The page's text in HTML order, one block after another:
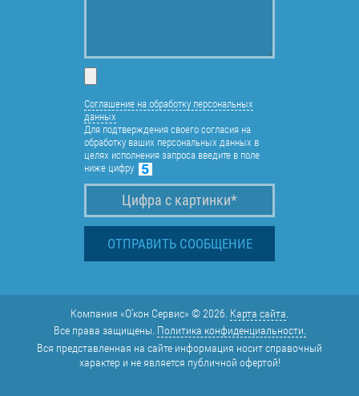
Соглашение на обработку персональных
данных
Для подтверждения своего согласия на
обработку ваших персональных данных в
целях исполнения запроса введите в поле
ниже цифру
Компания «О'кон Сервис» © 2026. Карта сайта
Все права защищены. Политика конфиденциальности.
Вся представленная на сайте информация носит справочный
характер и не является публичной офертой!